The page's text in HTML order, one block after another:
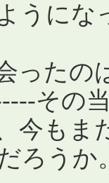
うにな
ったの
その
今もま
ろうか